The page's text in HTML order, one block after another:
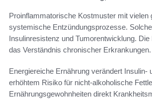
Proinflammatorische Kostmuster mit
systemische Entzündungsprozesse.
Insulinresistenz und Tumorentwicklung.
das Verständnis chronischer Erkrankungen.
Energiereiche Ernährung verändert
erhöhtem Risiko für nicht-alkoholische
Ernährungsgewohnheiten direkt